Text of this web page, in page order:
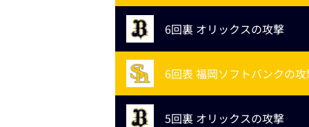
6回裏 オリックスの攻撃
6回表 福岡ソフトバンクの
5回裏 オリックスの攻撃